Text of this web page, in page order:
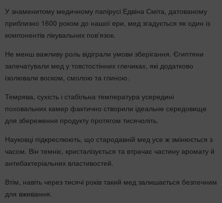
У знаменитому медичному папірусі Едвіна Сміта, датованому
приблизно 1600 роком до нашої ери, мед згадується як один із
компонентів лікувальних пов'язок.
Не менш важливу роль відіграли умови зберігання. Єгиптяни
запечатували мед у товстостінних глечиках, які додатково
ізолювали воском, смолою та глиною.
Темрява, сухість і стабільна температура усередині
поховальних камер фактично створили ідеальне середовище
для збереження продукту протягом тисячоліть.
Науковці підкреслюють, що стародавній мед усе ж змінюється з
часом. Він темніє, кристалізується та втрачає частину аромату й
антибактеріальних властивостей.
Втім, навіть через тисячі років такий мед залишається безпечним
для вживання.